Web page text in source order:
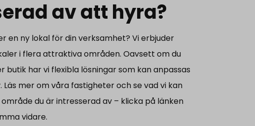
av att hyra?
en ny lokal för din verksamhet? Vi erbjuder
i flera attraktiva områden. Oavsett om du
butik har vi flexibla lösningar som kan anpassas
Läs mer om våra fastigheter och se vad vi kan
du är intresserad av – klicka på länken
vidare.